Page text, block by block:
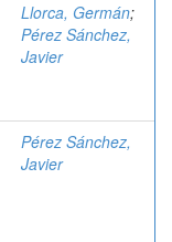
Llorca, Germán;
Pérez Sánchez,
Javier
Pérez Sánchez,
Javier